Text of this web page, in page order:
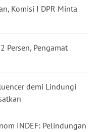
Komisi I DPR Minta
Persen, Pengamat
demi Lindungi
INDEF: Pelindungan